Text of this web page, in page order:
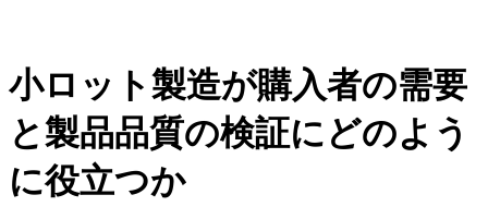
小ロット製造が購入者の需要
と製品品質の検証にどのよう
に役立つか